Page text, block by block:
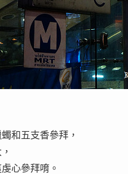
和五支香參拜，
心參拜唷。